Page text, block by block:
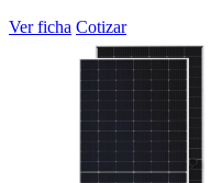
Ver ficha Cotizar